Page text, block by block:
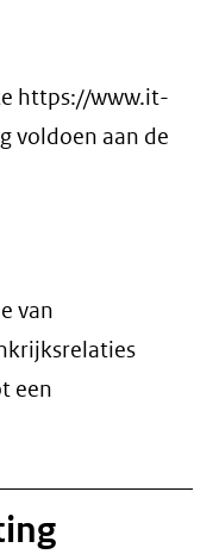
https://www.it-
voldoen aan de
van
een